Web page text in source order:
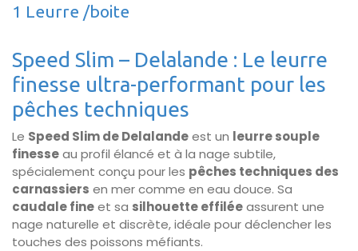
1 Leurre /boite
Speed Slim – Delalande : Le leurre
finesse ultra-performant pour les
pêches techniques
Le Speed Slim de Delalandeest un leurre souple
finesseau profil élancé et à la nage subtile,
spécialement conçu pour les pêches techniques des
carnassiers en mer comme en eau douce. Sa
caudale fineet sa silhouette effiléeassurent une
nage naturelle et discrète, idéale pour déclencher les
touches des poissons méfiants.